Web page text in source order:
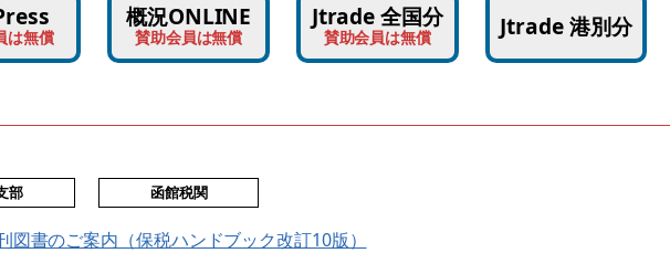
は無償
概況ONLINE
賛助会員は無償
Jtrade 全国分
賛助会員は無償 Jtrade 港別分
部 函館税関
図書のご案内（保税ハンドブック改訂10版）